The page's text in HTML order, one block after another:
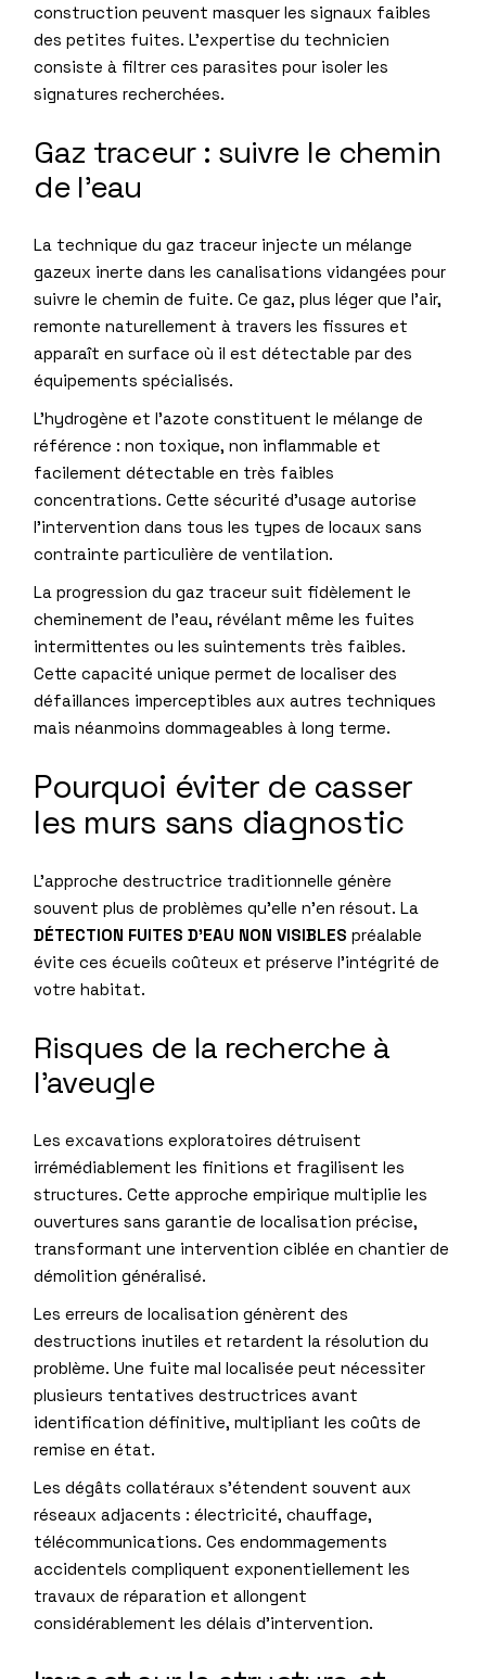
construction peuvent masquer les signaux faibles
des petites fuites. L’expertise du technicien
consiste à filtrer ces parasites pour isoler les
signatures recherchées.
Gaz traceur : suivre le chemin
de l’eau
La technique du gaz traceur injecte un mélange
gazeux inerte dans les canalisations vidangées pour
suivre le chemin de fuite. Ce gaz, plus léger que l’air,
remonte naturellement à travers les fissures et
apparaît en surface où il est détectable par des
équipements spécialisés.
L’hydrogène et l’azote constituent le mélange de
référence : non toxique, non inflammable et
facilement détectable en très faibles
concentrations. Cette sécurité d’usage autorise
l’intervention dans tous les types de locaux sans
contrainte particulière de ventilation.
La progression du gaz traceur suit fidèlement le
cheminement de l’eau, révélant même les fuites
intermittentes ou les suintements très faibles.
Cette capacité unique permet de localiser des
défaillances imperceptibles aux autres techniques
mais néanmoins dommageables à long terme.
Pourquoi éviter de casser
les murs sans diagnostic
L’approche destructrice traditionnelle génère
souvent plus de problèmes qu’elle n’en résout. La
DÉTECTION FUITES D’EAU NON VISIBLES préalable
évite ces écueils coûteux et préserve l’intégrité de
votre habitat.
Risques de la recherche à
l’aveugle
Les excavations exploratoires détruisent
irrémédiablement les finitions et fragilisent les
structures. Cette approche empirique multiplie les
ouvertures sans garantie de localisation précise,
transformant une intervention ciblée en chantier de
démolition généralisé.
Les erreurs de localisation génèrent des
destructions inutiles et retardent la résolution du
problème. Une fuite mal localisée peut nécessiter
plusieurs tentatives destructrices avant
identification définitive, multipliant les coûts de
remise en état.
Les dégâts collatéraux s’étendent souvent aux
réseaux adjacents : électricité, chauffage,
télécommunications. Ces endommagements
accidentels compliquent exponentiellement les
travaux de réparation et allongent
considérablement les délais d’intervention.